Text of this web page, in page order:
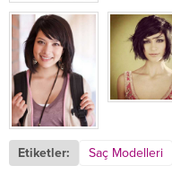
Etiketler: Saç Modelleri